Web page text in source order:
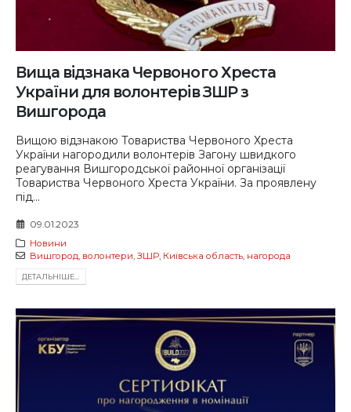
Вища відзнака Червоного Хреста
України для волонтерів ЗШР з
Вишгорода
Вищою відзнакою Товариства Червоного Хреста
України нагородили волонтерів Загону швидкого
реагування Вишгородської районної організації
Товариства Червоного Хреста України. За проявлену
під...
09.01.2023
Новини
Вишгород, волонтери, ЗШР, Київська область, нагорода
ДЕТАЛЬНIШЕ...